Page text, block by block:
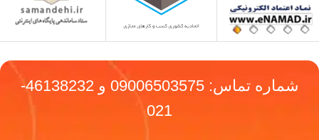
شماره تماس: 09006503575 و
46138232-
021